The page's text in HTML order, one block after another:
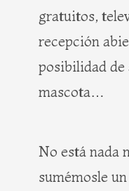
gratuitos,
recepción
posibilidad de
mascota…
No está nada
sumémosle